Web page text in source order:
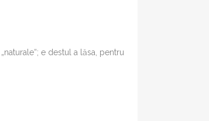
e destul a lăsa, pentru